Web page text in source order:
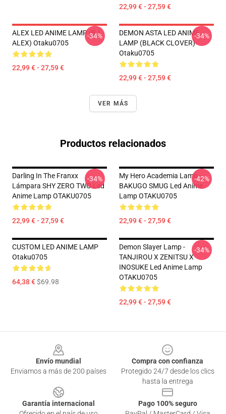
22,99 € - 27,59 €
ALEX LED ANIME LAMP (BJ
ALEX) Otaku0705
22,99 € - 27,59 €
-34%
DEMON ASTA LED ANIME
LAMP (BLACK CLOVER)
Otaku0705
22,99 € - 27,59 €
-34%
VER MÁS
Productos relacionados
Darling In The Franxx
Lámpara SHY ZERO TWO Led
Anime Lamp OTAKU0705
22,99 € - 27,59 €
-34%
My Hero Academia Lamp -
BAKUGO SMUG Led Anime
Lamp OTAKU0705
22,99 € - 27,59 €
-42%
CUSTOM LED ANIME LAMP
Otaku0705
64,38 €$69.98
Demon Slayer Lamp -
TANJIROU X ZENITSU X
INOSUKE Led Anime Lamp
OTAKU0705
22,99 € - 27,59 €
-34%
Envío mundial
Enviamos a más de 200 países
Compra con confianza
Protegido 24/7 desde los clics
hasta la entrega
Garantía internacional
Pago 100% seguro